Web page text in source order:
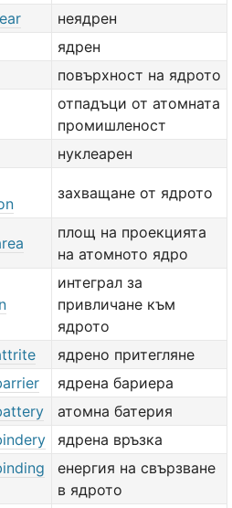
неядрен
ядрен
повърхност на ядрото
отпадъци от атомната
промишленост
нуклеарен
захващане от ядрото
площ на проекцията
на атомното ядро
интеграл за
привличане към
ядрото
ядрено притегляне
ядрена бариера
атомна батерия
ядрена връзка
енергия на свързване
в ядрото